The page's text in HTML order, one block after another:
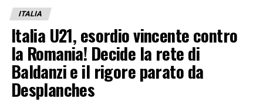
ITALIA
Italia U21, esordio vincente contro
la Romania! Decide la rete di
Baldanzi e il rigore parato da
Desplanches